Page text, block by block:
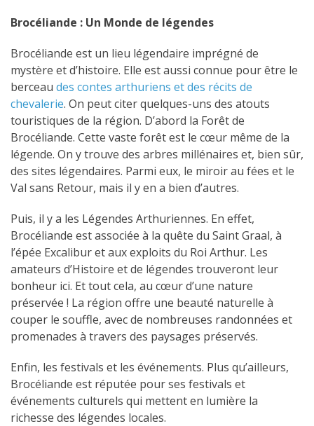
Brocéliande : Un Monde de légendes
Brocéliande est un lieu légendaire imprégné de
mystère et d’histoire. Elle est aussi connue pour être le
berceau des contes arthuriens et des récits de
chevalerie. On peut citer quelques-uns des atouts
touristiques de la région. D’abord la Forêt de
Brocéliande. Cette vaste forêt est le cœur même de la
légende. On y trouve des arbres millénaires et, bien sûr,
des sites légendaires. Parmi eux, le miroir au fées et le
Val sans Retour, mais il y en a bien d’autres.
Puis, il y a les Légendes Arthuriennes. En effet,
Brocéliande est associée à la quête du Saint Graal, à
l’épée Excalibur et aux exploits du Roi Arthur. Les
amateurs d’Histoire et de légendes trouveront leur
bonheur ici. Et tout cela, au cœur d’une nature
préservée ! La région offre une beauté naturelle à
couper le souffle, avec de nombreuses randonnées et
promenades à travers des paysages préservés.
Enfin, les festivals et les événements. Plus qu’ailleurs,
Brocéliande est réputée pour ses festivals et
événements culturels qui mettent en lumière la
richesse des légendes locales.